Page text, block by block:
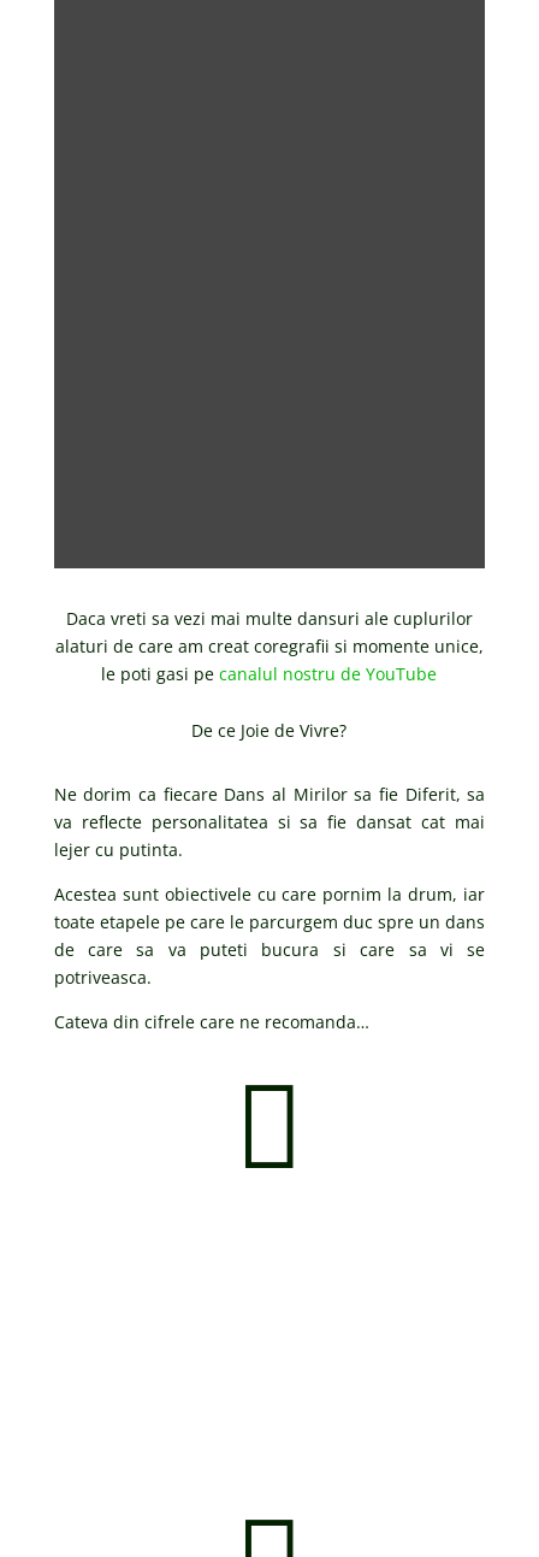
Daca vreti sa vezi mai multe dansuri ale cuplurilor
alaturi de care am creat coregrafii si momente unice,
le poti gasi pecanalul nostru de YouTube
De ce Joie de Vivre?
Ne dorim ca fiecare Dans al Mirilor sa fie Diferit, sa
va reflecte personalitatea si sa fie dansat cat mai
lejer cu putinta.
Acestea sunt obiectivele cu care pornim la drum, iar
toate etapele pe care le parcurgem duc spre un dans
de care sa va puteti bucura si care sa vi se
potriveasca.
Cateva din cifrele care ne recomanda…
